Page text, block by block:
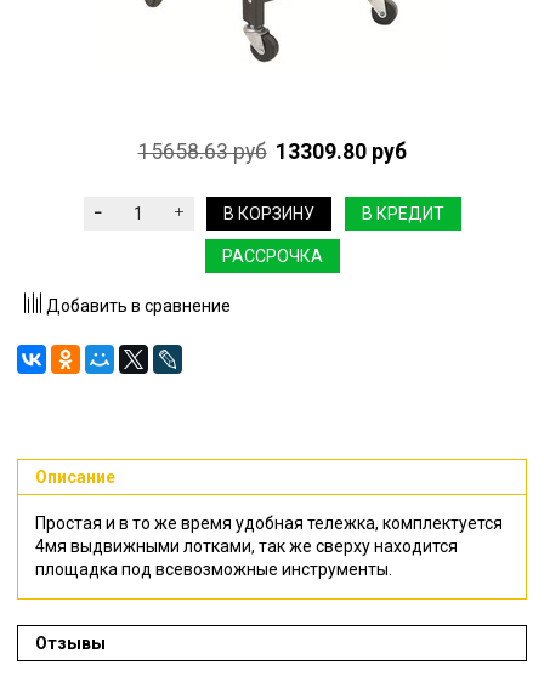
15658.63 руб 13309.80 руб
В КОРЗИНУ В КРЕДИТ
РАССРОЧКА
Добавить в сравнение
Описание
Простая и в то же время удобная тележка, комплектуется
4мя выдвижными лотками, так же сверху находится
площадка под всевозможные инструменты.
Отзывы